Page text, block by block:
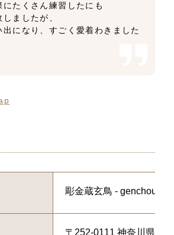
たくさん練習したにも
ましたが、
出になり、すごく愛着わきました
彫金蔵玄鳥 ‐ genchou
〒252-0111 神奈川県相